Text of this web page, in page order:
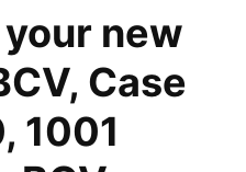
new
Case
1001